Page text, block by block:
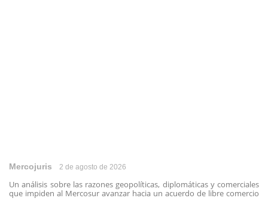
Mercojuris 2 de agosto de 2026
Un análisis sobre las razones geopolíticas, diplomáticas y comerciales
que impiden al Mercosur avanzar hacia un acuerdo de libre comercio